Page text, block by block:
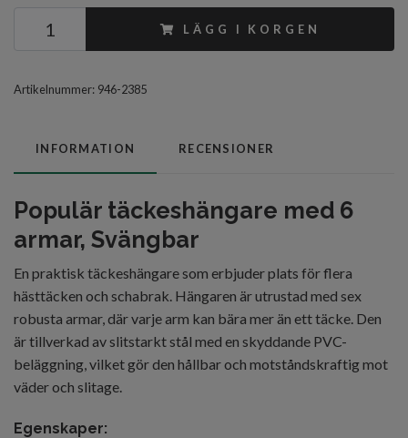
LÄGG I KORGEN
Artikelnummer: 946-2385
INFORMATION RECENSIONER
Populär täckeshängare med 6
armar, Svängbar
En praktisk täckeshängare som erbjuder plats för flera
hästtäcken och schabrak. Hängaren är utrustad med sex
robusta armar, där varje arm kan bära mer än ett täcke. Den
är tillverkad av slitstarkt stål med en skyddande PVC-
beläggning, vilket gör den hållbar och motståndskraftig mot
väder och slitage.
Egenskaper: